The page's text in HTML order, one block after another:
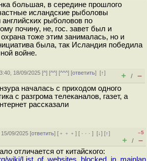
большая, в середине прошлого
исландские рыболовы
английских рыболовов по
почину, не, гос. завет был и
охрана тоже этим занималась, но и
была, так Исландия победила
войне.
18/09/2025 [^] [^^] [^^^] [ответить][↑]
+ / –
началась с приходом одного
с разгрома телеканалов, газет, а
рассказали
09/2025 [ответить] [ ﹢﹢﹢] [ · · ·][↓] [↑]
–5
+ / –
отличается от китайского: